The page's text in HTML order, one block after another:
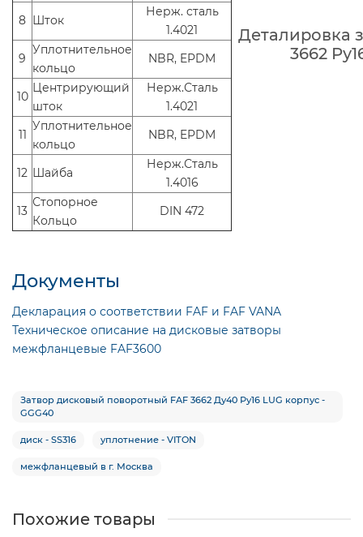
8 Шток
Нерж. cталь
1.4021
9
Уплотнительное
кольцо
NBR, EPDM
10
Центрирующий
шток
Нерж.Сталь
1.4021
11
Уплотнительное
кольцо
NBR, EPDM
12 Шайба
Нерж.Сталь
1.4016
13
Стопорное
Кольцо
DIN 472
Деталировка
3662
Документы
Декларация о соответствии FAF и FAF VANA
Техническое описание на дисковые затворы
межфланцевые FAF3600
Затвор дисковый поворотный FAF 3662 Ду40 Ру16 LUG корпус -
GGG40
диск - SS316 уплотнение - VITON
межфланцевый в г. Москва
Похожие товары